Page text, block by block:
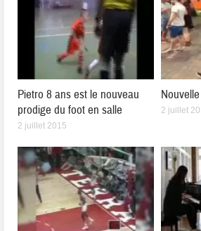
Pietro 8 ans est le nouveau
prodige du foot en salle
2 juillet 2015
2 juillet